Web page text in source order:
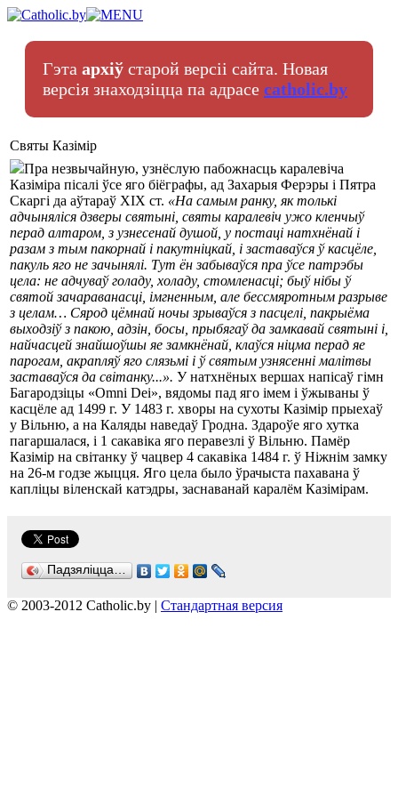
Гэта архіў старой версіі сайта. Новая
версія знаходзіцца па адрасе catholic.by
Святы Казімір
Пра незвычайную, узнёслую пабожнасць каралевіча
Казіміра пісалі ўсе яго біёграфы, ад Захарыя Ферэры і Пятра
Скаргі да аўтараў ХІХ ст. «На самым ранку, як толькі
адчыняліся дзверы святыні, святы каралевіч ужо кленчыў
перад алтаром, з узнесенай душой, у постаці натхнёнай і
разам з тым пакорнай і пакутніцкай, і заставаўся ў касцёле,
пакуль яго не зачынялі. Тут ён забываўся пра ўсе патрэбы
цела: не адчуваў голаду, холаду, стомленасці; быў нібы ў
святой зачараванасці, імгненным, але бессмяротным разрыве
з целам… Сярод цёмнай ночы зрываўся з пасцелі, пакрыёма
выходзіў з пакою, адзін, босы, прыбягаў да замкавай святыні і,
найчасцей знайшоўшы яе замкнёнай, клаўся ніцма перад яе
парогам, акрапляў яго слязьмі і ў святым узнясенні малітвы
заставаўся да світанку...». У натхнёных вершах напісаў гімн
Багародзіцы «Оmni Dei», вядомы пад яго імем і ўжываны ў
касцёле ад 1499 г. У 1483 г. хворы на сухоты Казімір прыехаў
у Вільню, а на Каляды наведаў Гродна. Здароўе яго хутка
пагаршалася, і 1 сакавіка яго перавезлі ў Вільню. Памёр
Казімір на світанку ў чацвер 4 сакавіка 1484 г. ў Ніжнім замку
на 26-м годзе жыцця. Яго цела было ўрачыста пахавана ў
капліцы віленскай катэдры, заснаванай каралём Казімірам.
Падзяліцца…
© 2003-2012 Catholic.by | Стандартная версия